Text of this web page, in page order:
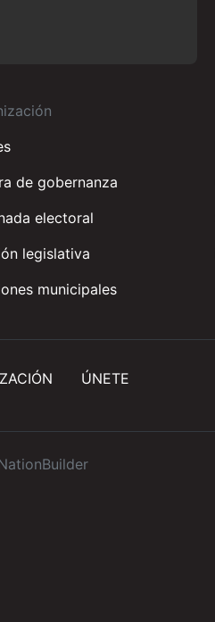
de gobernanza
electoral
legislativa
municipales
ÚNETE